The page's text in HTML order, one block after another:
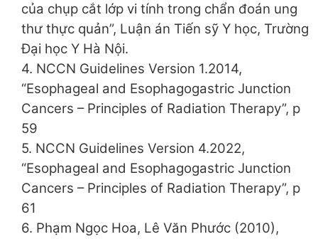
của chụp cắt lớp vi tính trong chẩn đoán ung
thư thực quản”, Luận án Tiến sỹ Y học, Trường
Đại học Y Hà Nội.
4. NCCN Guidelines Version 1.2014,
“Esophageal and Esophagogastric Junction
Cancers – Principles of Radiation Therapy”, p
59
5. NCCN Guidelines Version 4.2022,
“Esophageal and Esophagogastric Junction
Cancers – Principles of Radiation Therapy”, p
61
6. Phạm Ngọc Hoa, Lê Văn Phước (2010),